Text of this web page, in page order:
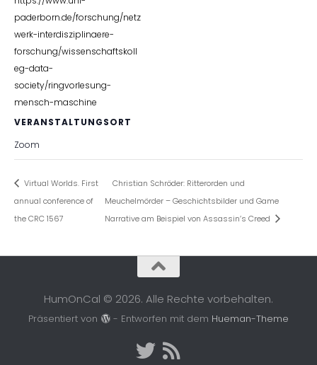
paderborn.de/forschung/netz
werk-interdisziplinaere-
forschung/wissenschaftskoll
eg-data-
society/ringvorlesung-
mensch-maschine
VERANSTALTUNGSORT
Zoom
Virtual Worlds. First
annual conference of
the CRC 1567
Christian Schröder: Ritterorden und
Meuchelmörder – Geschichtsbilder und Game
Narrative am Beispiel von Assassin’s Creed
HumOnCal © 2026. Alle Rechte vorbehalten.
Präsentiert von - Entworfen mit dem Hueman-Theme